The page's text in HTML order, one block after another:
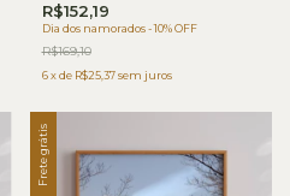
R$152,19
Dia dos namorados - 10% OFF
R$169,10
6 xde R$25,37 sem juros
Frete grátis